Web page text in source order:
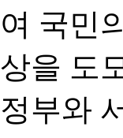
여 국민
상을 도
정부와